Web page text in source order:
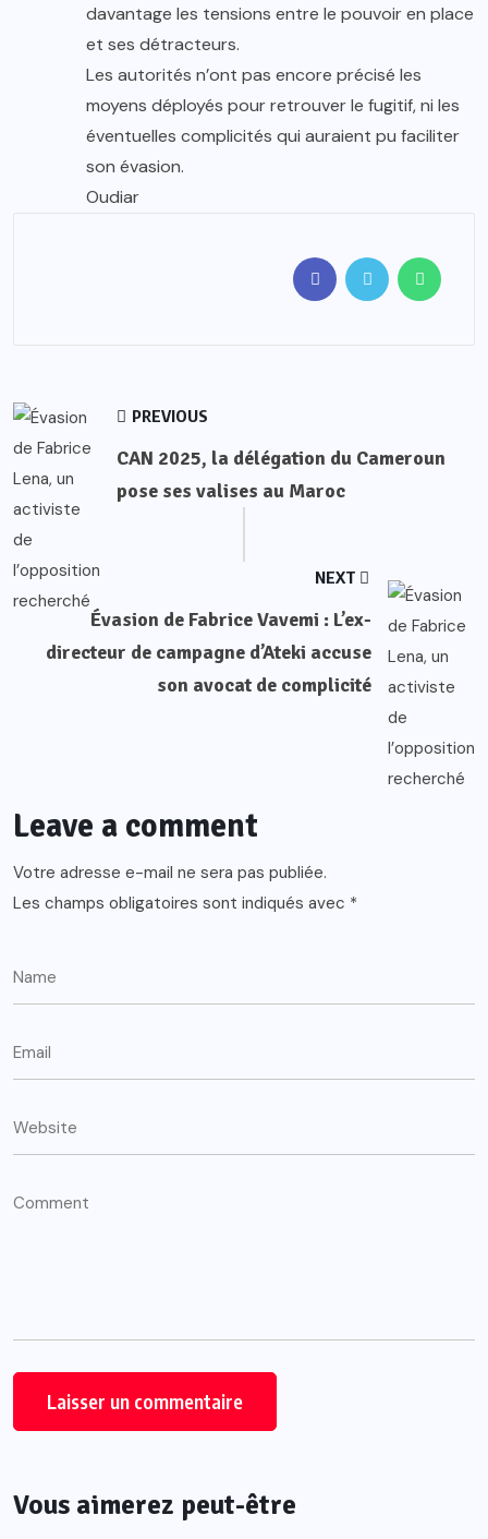
davantage les tensions entre le pouvoir en place
et ses détracteurs.
Les autorités n’ont pas encore précisé les
moyens déployés pour retrouver le fugitif, ni les
éventuelles complicités qui auraient pu faciliter
son évasion.
Oudiar
PREVIOUS
CAN 2025, la délégation du Cameroun
pose ses valises au Maroc
NEXT
Évasion de Fabrice Vavemi : L’ex-
directeur de campagne d’Ateki accuse
son avocat de complicité
Leave a comment
Votre adresse e-mail ne sera pas publiée.
Les champs obligatoires sont indiqués avec *
Vous aimerez peut-être